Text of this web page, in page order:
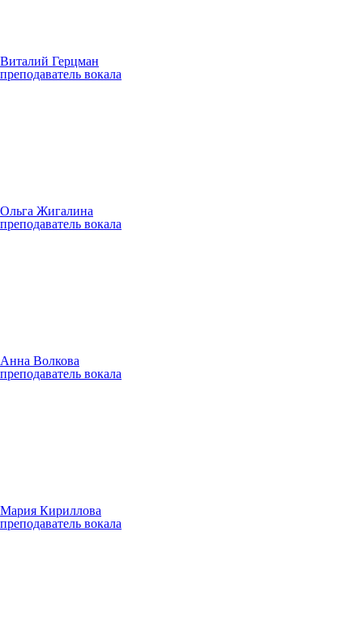
Виталий Герцман
преподаватель вокала
Ольга Жигалина
преподаватель вокала
Анна Волкова
преподаватель вокала
Мария Кириллова
преподаватель вокала